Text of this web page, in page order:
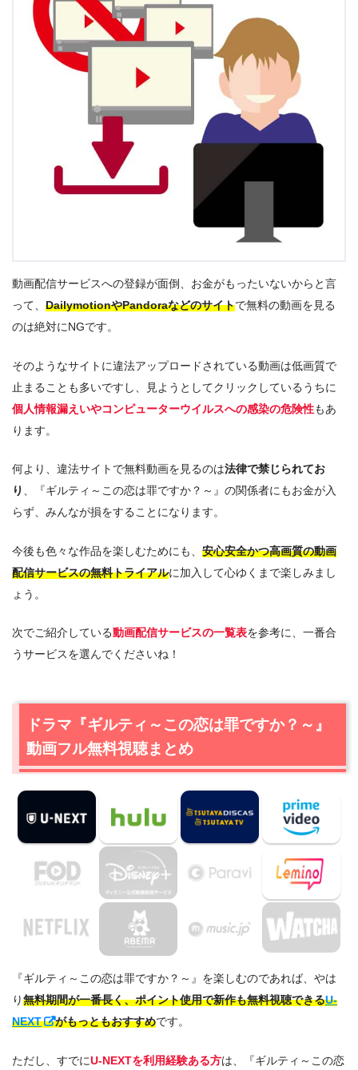
動画配信サービスへの登録が面倒、お金がもったいないからと言
って、 DailymotionやPandoraなどのサイトで無料の動画を見る
のは絶対にNGです。
そのようなサイトに違法アップロードされている動画は低画質で
止まることも多いですし、見ようとしてクリックしているうちに
個人情報漏えいやコンピューターウイルスへの感染の危険性もあ
ります。
何より、違法サイトで無料動画を見るのは法律で禁じられてお
り
、『ギルティ～この恋は罪ですか？～』の関係者にもお金が入
らず、みんなが損をすることになります。
今後も色々な作品を楽しむためにも、 安心安全かつ高画質の動画
配信サービスの無料トライアルに加入して心ゆくまで楽しみまし
ょう。
次でご紹介している動画配信サービスの一覧表を参考に、一番合
うサービスを選んでくださいね！
ドラマ『ギルティ～この恋は罪ですか？～』
動画フル無料視聴まとめ
『ギルティ～この恋は罪ですか？～』を楽しむのであれば、やは
り無料期間が一番長く、ポイント使用で新作も無料視聴できるU-
NEXT
がもっともおすすめです。
ただし、すでにU-NEXTを利用経験ある方は、『ギルティ～この恋